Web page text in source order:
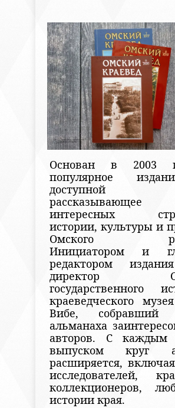
Основан в 2003
популярное
доступной
интересных
истории, культуры и
Омского
Инициатором и
редактором
директор
государственного
краеведческого
Вибе, собравший
альманаха
авторов. С каждым
выпуском круг
расширяется,
исследователей,
коллекционеров,
истории края.